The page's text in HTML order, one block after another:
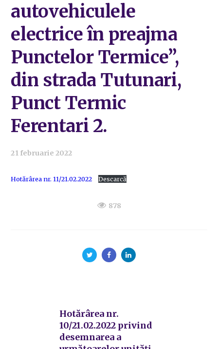
autovehiculele
electrice în preajma
Punctelor Termice”,
din strada Tutunari,
Punct Termic
Ferentari 2.
21 februarie 2022
Hotărârea nr. 11/21.02.2022 Descarcă
878
Hotărârea nr.
10/21.02.2022 privind
desemnarea a